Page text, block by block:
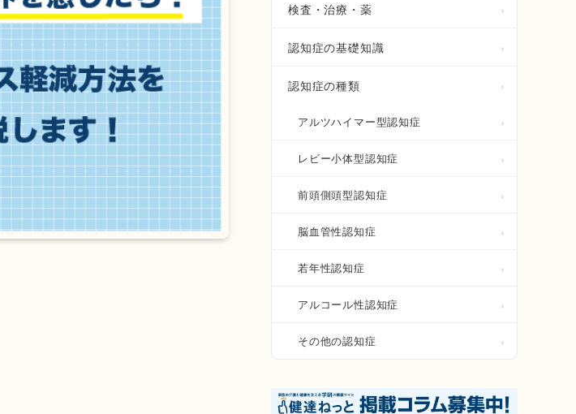
検査・治療・薬
認知症の基礎知識
認知症の種類
アルツハイマー型認知症
レビー小体型認知症
前頭側頭型認知症
脳血管性認知症
若年性認知症
アルコール性認知症
その他の認知症